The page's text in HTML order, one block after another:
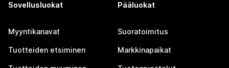
Sovellusluokat
Myyntikanavat
Tuotteiden etsiminen
Pääluokat
Suoratoimitus
Markkinapaikat